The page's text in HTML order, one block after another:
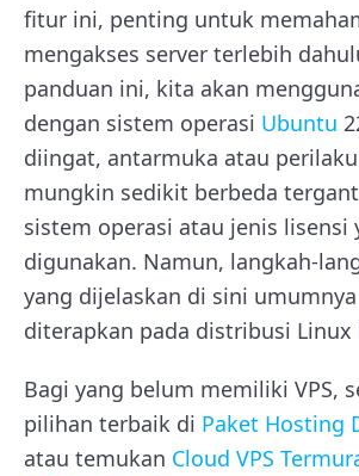
fitur ini, penting untuk
mengakses server terlebih
panduan ini, kita akan
dengan sistem operasi Ubuntu
diingat, antarmuka atau
mungkin sedikit berbeda
sistem operasi atau jenis lisensi
digunakan. Namun, langkah-
yang dijelaskan di sini
diterapkan pada distribusi Linux
Bagi yang belum memiliki VPS,
pilihan terbaik di Paket Hosting
atau temukan Cloud VPS